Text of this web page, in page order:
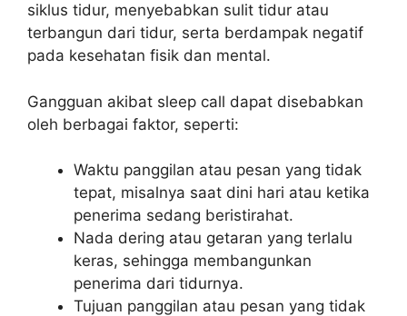
siklus tidur, menyebabkan sulit tidur atau
terbangun dari tidur, serta berdampak negatif
pada kesehatan fisik dan mental.
Gangguan akibat sleep call dapat disebabkan
oleh berbagai faktor, seperti:
Waktu panggilan atau pesan yang tidak
tepat, misalnya saat dini hari atau ketika
penerima sedang beristirahat.
Nada dering atau getaran yang terlalu
keras, sehingga membangunkan
penerima dari tidurnya.
Tujuan panggilan atau pesan yang tidak